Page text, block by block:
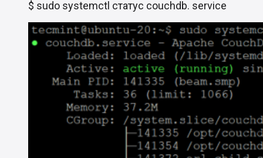
$ sudo systemctl статус couchdb. service